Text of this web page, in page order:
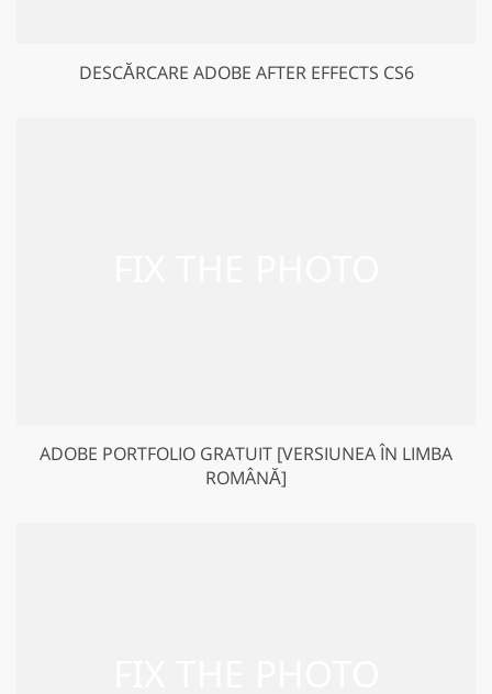
DESCĂRCARE ADOBE AFTER EFFECTS CS6
ADOBE PORTFOLIO GRATUIT [VERSIUNEA ÎN LIMBA
ROMÂNĂ]